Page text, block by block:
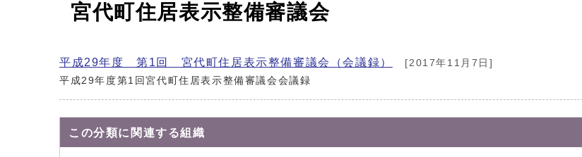
宮代町住居表示整備審議会
平成29年度 第1回 宮代町住居表示整備審議会（会議録）
[2017年11月7日]
平成29年度第1回宮代町住居表示整備審議会会議録
この分類に関連する組織